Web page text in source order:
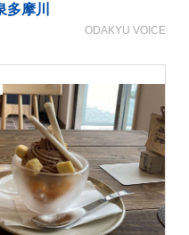
摩川
ODAKYU VOICE